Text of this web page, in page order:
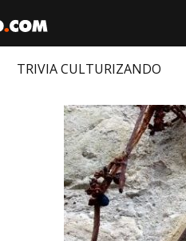
TRIVIA CULTURIZANDO